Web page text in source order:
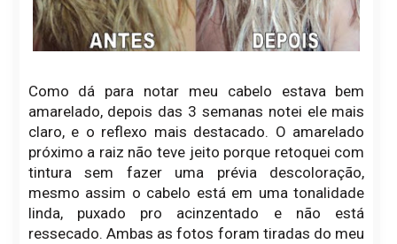
Como dá para notar meu cabelo estava bem
amarelado, depois das 3 semanas notei ele mais
claro, e o reflexo mais destacado. O amarelado
próximo a raiz não teve jeito porque retoquei com
tintura sem fazer uma prévia descoloração,
mesmo assim o cabelo está em uma tonalidade
linda, puxado pro acinzentado e não está
ressecado. Ambas as fotos foram tiradas do meu